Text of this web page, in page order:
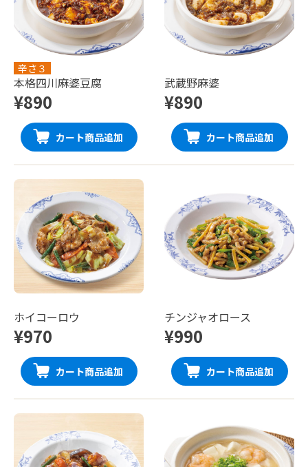
辛さ３
本格四川麻婆豆腐
¥890
カート商品追加
武蔵野麻婆
¥890
カート商品追加
ホイコーロウ
¥970
カート商品追加
チンジャオロース
¥990
カート商品追加